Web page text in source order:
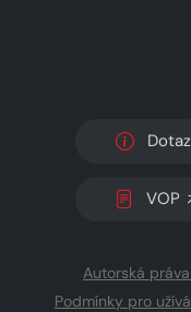
VOP
Autorská
Podmínky pro